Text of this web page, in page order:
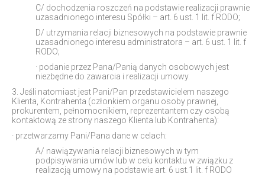
C/ dochodzenia roszczeń na podstawie realizacji prawnie
uzasadnionego interesu Spółki – art. 6 ust. 1 lit. f RODO;
D/ utrzymania relacji biznesowych na podstawie prawnie
uzasadnionego interesu administratora – art. 6 ust. 1 lit. f
RODO;
· podanie przez Pana/Panią danych osobowych jest
niezbędne do zawarcia i realizacji umowy.
3. Jeśli natomiast jest Pani/Pan przedstawicielem naszego
Klienta, Kontrahenta (członkiem organu osoby prawnej,
prokurentem, pełnomocnikiem, reprezentantem czy osobą
kontaktową ze strony naszego Klienta lub Kontrahenta):
· przetwarzamy Pani/Pana dane w celach:
A/ nawiązywania relacji biznesowych w tym
podpisywania umów lub w celu kontaktu w związku z
realizacją umowy na podstawie art. 6 ust.1 lit. f RODO